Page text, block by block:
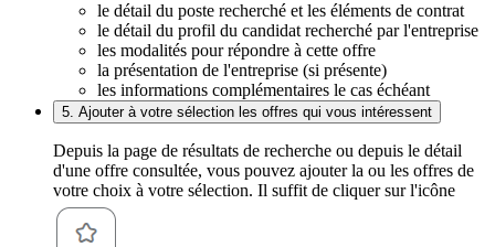
le détail du poste recherché et les éléments de contrat
le détail du profil du candidat recherché par l'entreprise
les modalités pour répondre à cette offre
la présentation de l'entreprise (si présente)
les informations complémentaires le cas échéant
5. Ajouter à votre sélection les offres qui vous intéressent
Depuis la page de résultats de recherche ou depuis le détail
d'une offre consultée, vous pouvez ajouter la ou les offres de
votre choix à votre sélection. Il suffit de cliquer sur l'icône